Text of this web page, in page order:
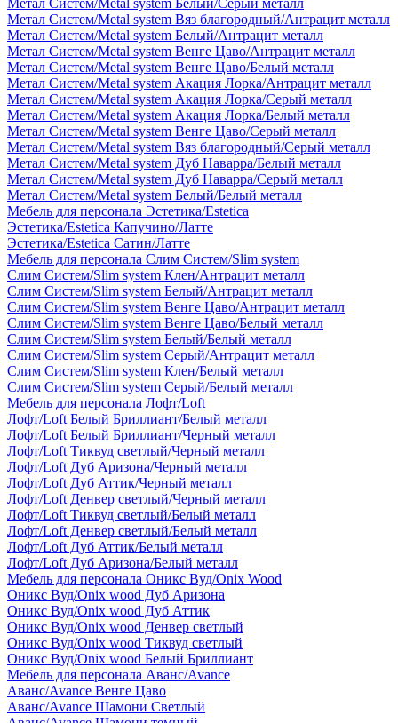
Метал Систем/Metal system Белый/Серый металл
Метал Систем/Metal system Вяз благородный/Антрацит металл
Метал Систем/Metal system Белый/Антрацит металл
Метал Систем/Metal system Венге Цаво/Антрацит металл
Метал Систем/Metal system Венге Цаво/Белый металл
Метал Систем/Metal system Акация Лорка/Антрацит металл
Метал Систем/Metal system Акация Лорка/Серый металл
Метал Систем/Metal system Акация Лорка/Белый металл
Метал Систем/Metal system Венге Цаво/Серый металл
Метал Систем/Metal system Вяз благородный/Серый металл
Метал Систем/Metal system Дуб Наварра/Белый металл
Метал Систем/Metal system Дуб Наварра/Серый металл
Метал Систем/Metal system Белый/Белый металл
Мебель для персонала Эстетика/Estetica
Эстетика/Estetica Капучино/Латте
Эстетика/Estetica Сатин/Латте
Мебель для персонала Слим Систем/Slim system
Слим Систем/Slim system Клен/Антрацит металл
Слим Систем/Slim system Белый/Антрацит металл
Слим Систем/Slim system Венге Цаво/Антрацит металл
Слим Систем/Slim system Венге Цаво/Белый металл
Слим Систем/Slim system Белый/Белый металл
Слим Систем/Slim system Серый/Антрацит металл
Слим Систем/Slim system Клен/Белый металл
Слим Систем/Slim system Серый/Белый металл
Мебель для персонала Лофт/Loft
Лофт/Loft Белый Бриллиант/Белый металл
Лофт/Loft Белый Бриллиант/Черный металл
Лофт/Loft Тиквуд светлый/Черный металл
Лофт/Loft Дуб Аризона/Черный металл
Лофт/Loft Дуб Аттик/Черный металл
Лофт/Loft Денвер светлый/Черный металл
Лофт/Loft Тиквуд светлый/Белый металл
Лофт/Loft Денвер светлый/Белый металл
Лофт/Loft Дуб Аттик/Белый металл
Лофт/Loft Дуб Аризона/Белый металл
Мебель для персонала Оникс Вуд/Onix Wood
Оникс Вуд/Onix wood Дуб Аризона
Оникс Вуд/Onix wood Дуб Аттик
Оникс Вуд/Onix wood Денвер светлый
Оникс Вуд/Onix wood Тиквуд светлый
Оникс Вуд/Onix wood Белый Бриллиант
Мебель для персонала Аванс/Avance
Аванс/Avance Венге Цаво
Аванс/Avance Шамони Светлый